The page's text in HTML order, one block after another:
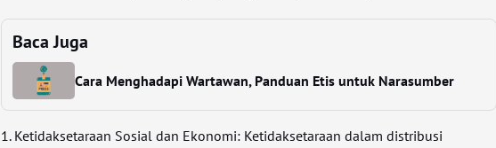
Baca Juga
Cara Menghadapi Wartawan, Panduan Etis untuk Narasumber
1. Ketidaksetaraan Sosial dan Ekonomi: Ketidaksetaraan dalam distribusi